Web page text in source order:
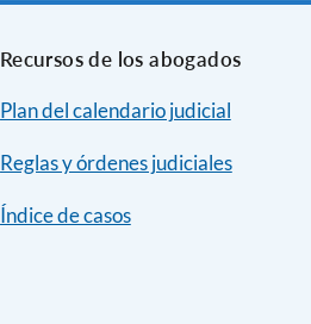
Recursos de los abogados
Plan del calendario judicial
Reglas y órdenes judiciales
Índice de casos